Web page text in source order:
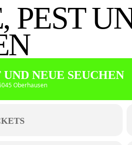
PEST
NEUE SEUCHEN
Oberhausen